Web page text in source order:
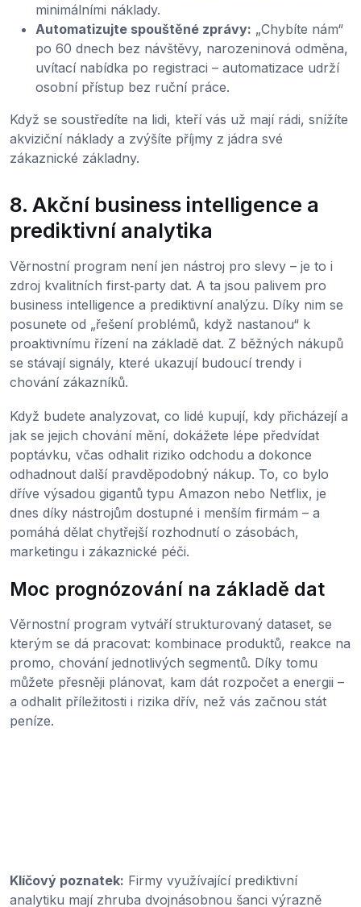
minimálními náklady.
Automatizujte spouštěné zprávy: „Chybíte nám“
po 60 dnech bez návštěvy, narozeninová odměna,
uvítací nabídka po registraci – automatizace udrží
osobní přístup bez ruční práce.
Když se soustředíte na lidi, kteří vás už mají rádi, snížíte
akviziční náklady a zvýšíte příjmy z jádra své
zákaznické základny.
8. Akční business intelligence a
prediktivní analytika
Věrnostní program není jen nástroj pro slevy – je to i
zdroj kvalitních first‑party dat. A ta jsou palivem pro
business intelligence a prediktivní analýzu. Díky nim se
posunete od „řešení problémů, když nastanou“ k
proaktivnímu řízení na základě dat. Z běžných nákupů
se stávají signály, které ukazují budoucí trendy i
chování zákazníků.
Když budete analyzovat, co lidé kupují, kdy přicházejí a
jak se jejich chování mění, dokážete lépe předvídat
poptávku, včas odhalit riziko odchodu a dokonce
odhadnout další pravděpodobný nákup. To, co bylo
dříve výsadou gigantů typu Amazon nebo Netflix, je
dnes díky nástrojům dostupné i menším firmám – a
pomáhá dělat chytřejší rozhodnutí o zásobách,
marketingu i zákaznické péči.
Moc prognózování na základě dat
Věrnostní program vytváří strukturovaný dataset, se
kterým se dá pracovat: kombinace produktů, reakce na
promo, chování jednotlivých segmentů. Díky tomu
můžete přesněji plánovat, kam dát rozpočet a energii –
a odhalit příležitosti i rizika dřív, než vás začnou stát
peníze.
Klíčový poznatek: Firmy využívající prediktivní
analytiku mají zhruba dvojnásobnou šanci výrazně